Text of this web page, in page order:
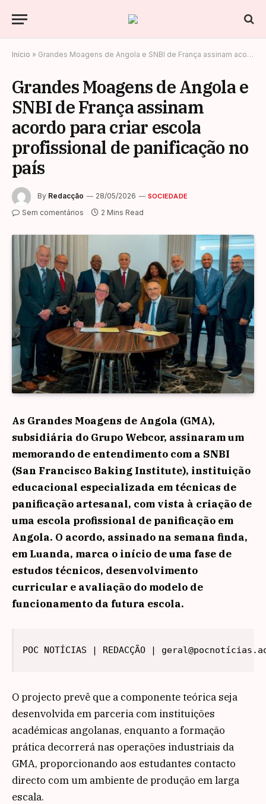
Início » Grandes Moagens de Angola e SNBI de França assinam acordo para criar escola profissional de panificação no país
Grandes Moagens de Angola e
SNBI de França assinam
acordo para criar escola
profissional de panificação no
país
By Redacção 28/05/2026 SOCIEDADE
Sem comentários 2 Mins Read
As Grandes Moagens de Angola (GMA),
subsidiária do Grupo Webcor, assinaram um
memorando de entendimento com a SNBI
(San Francisco Baking Institute), instituição
educacional especializada em técnicas de
panificação artesanal, com vista à criação de
uma escola profissional de panificação em
Angola. O acordo, assinado na semana finda,
em Luanda, marca o início de uma fase de
estudos técnicos, desenvolvimento
curricular e avaliação do modelo de
funcionamento da futura escola.
POC NOTÍCIAS | REDACÇÃO |
O projecto prevê que a componente teórica seja
desenvolvida em parceria com instituições
académicas angolanas, enquanto a formação
prática decorrerá nas operações industriais da
GMA, proporcionando aos estudantes contacto
directo com um ambiente de produção em larga
escala.